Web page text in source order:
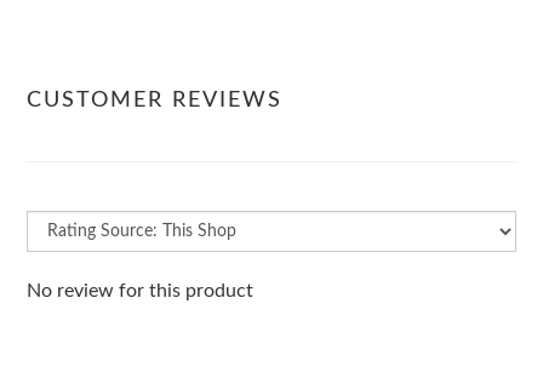
CUSTOMER REVIEWS
No review for this product